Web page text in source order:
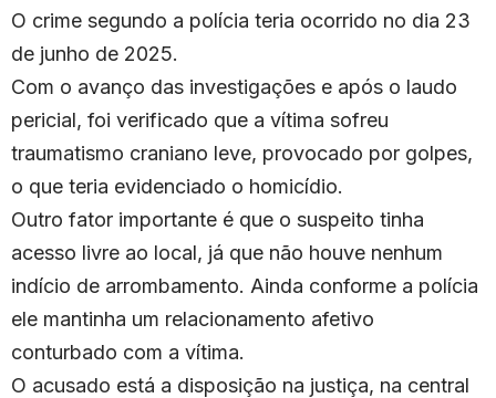
O crime segundo a polícia teria ocorrido no dia 23
de junho de 2025.
Com o avanço das investigações e após o laudo
pericial, foi verificado que a vítima sofreu
traumatismo craniano leve, provocado por golpes,
o que teria evidenciado o homicídio.
Outro fator importante é que o suspeito tinha
acesso livre ao local, já que não houve nenhum
indício de arrombamento. Ainda conforme a polícia
ele mantinha um relacionamento afetivo
conturbado com a vítima.
O acusado está a disposição na justiça, na central